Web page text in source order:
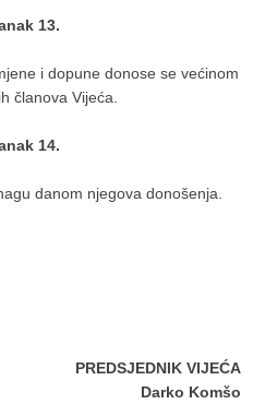
13.
i dopune donose se većinom
članova Vijeća.
14.
danom njegova donošenja.
PREDSJEDNIK VIJEĆA
Darko Komšo